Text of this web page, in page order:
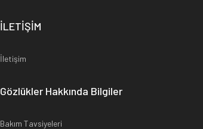
İLETİŞİM
İletişim
Gözlükler Hakkında Bilgiler
Bakım Tavsiyeleri